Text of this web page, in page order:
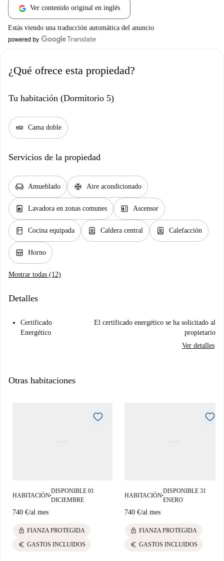
Ver contenido original en inglés
Estás viendo una traducción automática del anuncio
¿Qué ofrece esta propiedad?
Tu habitación (Dormitorio 5)
airline_seat_flat Cama doble
Servicios de la propiedad
chair Amueblado ac_unit Aire acondicionado
local_laundry_service Lavadora en zonas comunes elevator Ascensor
kitchen Cocina equipada water_heater Caldera central water_heater Calefacción
oven_gen Horno
Mostrar todas (12)
Detalles
Certificado
Energético
El certificado energético se ha solicitado al
propietario
Ver detalles
Otras habitaciones
HABITACIÓN■
DISPONIBLE 01
DICIEMBRE
740 €/al mes
lock FIANZA PROTEGIDA
euro GASTOS INCLUIDOS
HABITACIÓN■
DISPONIBLE 31
ENERO
740 €/al mes
lock FIANZA PROTEGIDA
euro GASTOS INCLUIDOS